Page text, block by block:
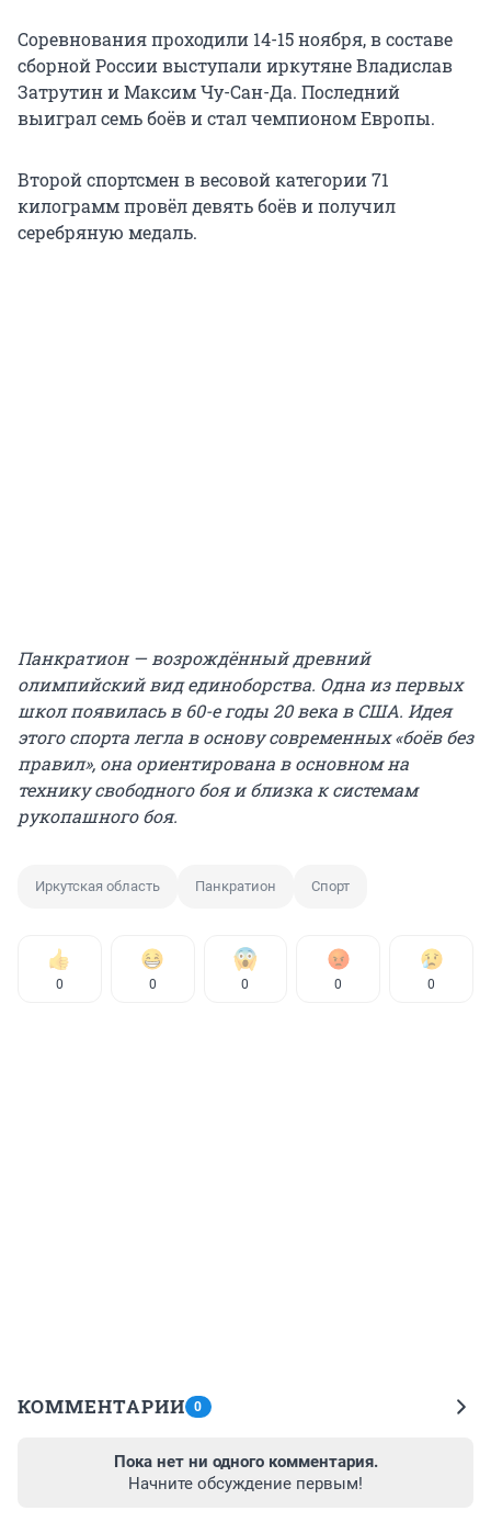
Соревнования проходили 14-15 ноября, в составе
сборной России выступали иркутяне Владислав
Затрутин и Максим Чу-Сан-Да. Последний
выиграл семь боёв и стал чемпионом Европы.
Второй спортсмен в весовой категории 71
килограмм провёл девять боёв и получил
серебряную медаль.
Панкратион — возрождённый древний
олимпийский вид единоборства. Одна из первых
школ появилась в 60-е годы 20 века в США. Идея
этого спорта легла в основу современных «боёв без
правил», она ориентирована в основном на
технику свободного боя и близка к системам
рукопашного боя.
Иркутская область Панкратион Спорт
0 0 0 0 0
КОММЕНТАРИИ 0
Пока нет ни одного комментария.
Начните обсуждение первым!